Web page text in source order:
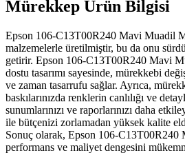
Mürekkep Ürün Bilgisi
Epson 106-C13T00R240 Mavi Muadil
malzemelerle üretilmiştir, bu da onu
getirir. Epson 106-C13T00R240 Mavi
dostu tasarımı sayesinde, mürekkebi
ve zaman tasarrufu sağlar. Ayrıca,
baskılarınızda renklerin canlılığı ve
sunumlarınızı ve raporlarınızı daha
ile bütçenizi zorlamadan yüksek kalite
Sonuç olarak, Epson 106-
performans ve maliyet dengesini